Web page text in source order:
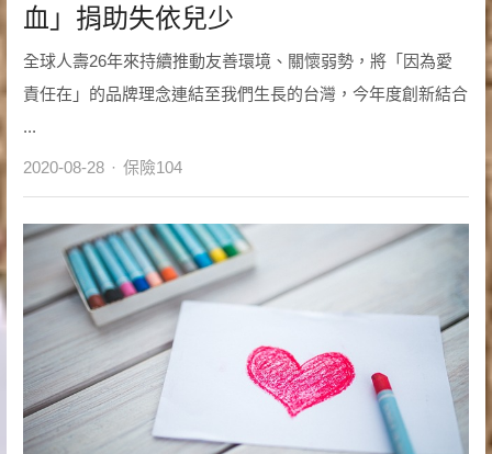
血」捐助失依兒少
全球人壽26年來持續推動友善環境、關懷弱勢，將「因為愛
責任在」的品牌理念連結至我們生長的台灣，今年度創新結合
...
2020-08-28 Author
保險104